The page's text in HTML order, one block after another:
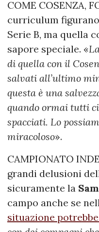
COME COSENZA,
curriculum
Serie B, ma quella
sapore speciale. «
di quella con il
salvati all’ultimo
questa è una
quando ormai tutti
spacciati. Lo
miracoloso».
CAMPIONATO
grandi delusioni
sicuramente la
campo anche se
situazione